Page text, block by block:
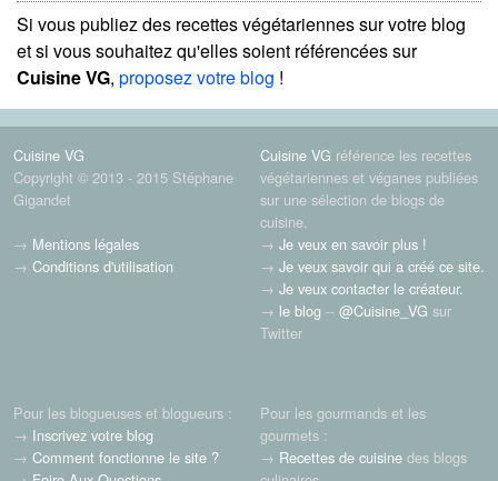
Si vous publiez des recettes végétariennes sur votre blog
et si vous souhaitez qu'elles soient référencées sur
Cuisine VG, proposez votre blog !
Cuisine VG
Copyright © 2013 - 2015 Stéphane
Gigandet
→ Mentions légales
→ Conditions d'utilisation
Cuisine VG référence les recettes
végétariennes et véganes publiées
sur une sélection de blogs de
cuisine.
→ Je veux en savoir plus !
→ Je veux savoir qui a créé ce site.
→ Je veux contacter le créateur.
→ le blog -- @Cuisine_VG sur
Twitter
Pour les blogueuses et blogueurs :
→ Inscrivez votre blog
→ Comment fonctionne le site ?
Pour les gourmands et les
gourmets :
→ Recettes de cuisine des blogs